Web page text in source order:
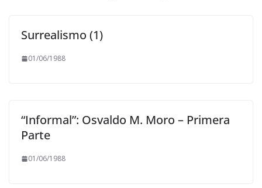
Surrealismo (1)
01/06/1988
“Informal”: Osvaldo M. Moro – Primera
Parte
01/06/1988